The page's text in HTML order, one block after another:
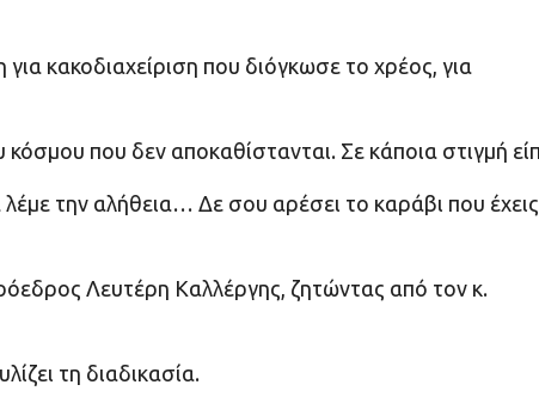
κακοδιαχείριση που διόγκωσε το χρέος, για
που δεν αποκαθίστανται. Σε κάποια στιγμή
την αλήθεια… Δε σου αρέσει το καράβι που έχεις
Λευτέρη Καλλέργης, ζητώντας από τον κ.
τη διαδικασία.